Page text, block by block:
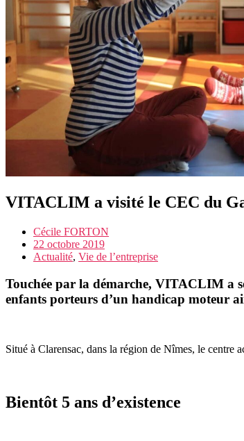
VITACLIM a visité le CEC du
Cécile FORTON
22 octobre 2019
Actualité, Vie de l’entreprise
Touchée par la démarche, VITACLIM a
enfants porteurs d’un handicap moteur
Situé à Clarensac, dans la région de Nîmes, le centre
Bientôt 5 ans d’existence